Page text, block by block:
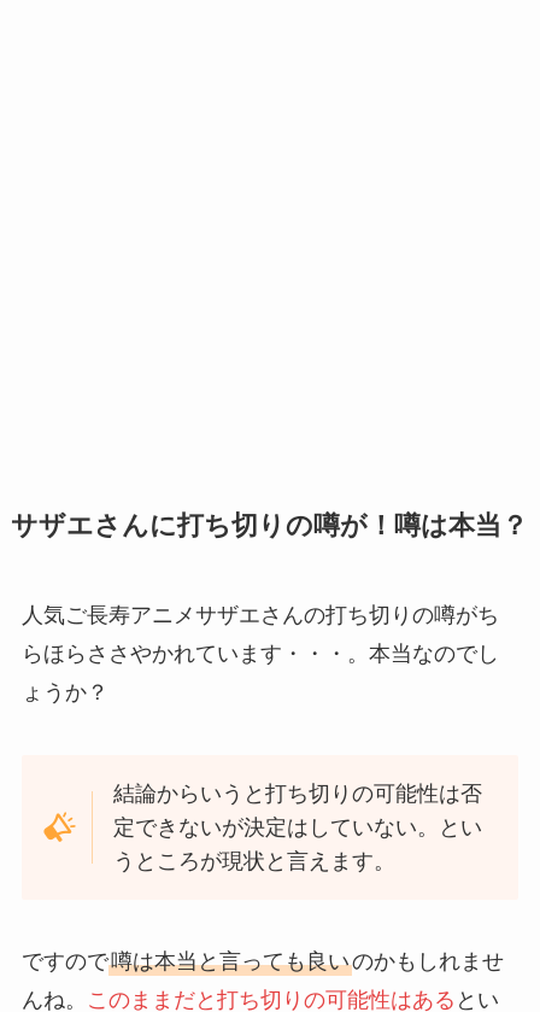
サザエさんに打ち切りの噂が！噂は本当？
人気ご長寿アニメサザエさんの打ち切りの噂がち
らほらささやかれています・・・。本当なのでし
ょうか？
結論からいうと打ち切りの可能性は否
定できないが決定はしていない。とい
うところが現状と言えます。
ですので噂は本当と言っても良いのかもしれませ
んね。
このままだと打ち切りの可能性はある とい